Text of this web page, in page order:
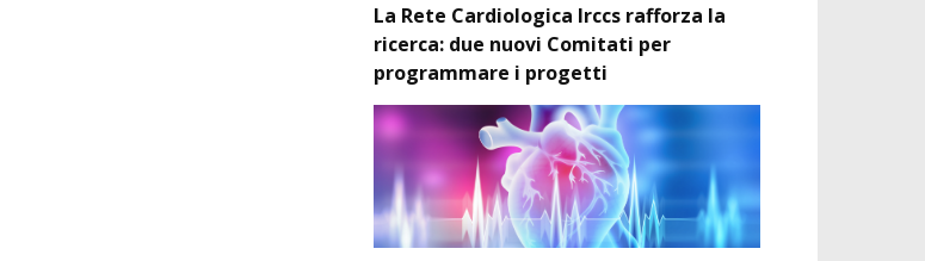
La Rete Cardiologica Irccs rafforza la
ricerca: due nuovi Comitati per
programmare i progetti